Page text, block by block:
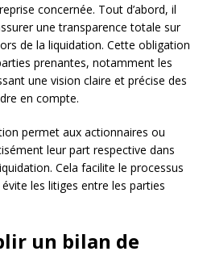
concernée. Tout d’abord, il
une transparence totale sur
de la liquidation. Cette obligation
prenantes, notamment les
une vision claire et précise des
en compte.
permet aux actionnaires ou
leur part respective dans
Cela facilite le processus
les litiges entre les parties
un bilan de